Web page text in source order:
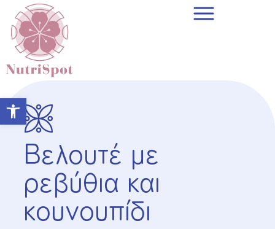
Open toolbar
Βελουτέ με
ρεβύθια και
κουνουπίδι